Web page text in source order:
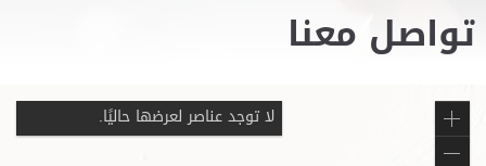
تواصل معنا
لا توجد عناصر لعرضها حاليًا.
تكبير